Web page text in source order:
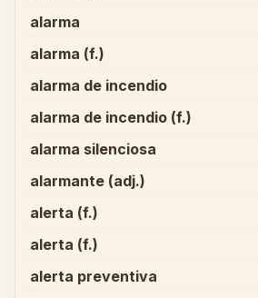
alarma
alarma (f.)
alarma de incendio
alarma de incendio (f.)
alarma silenciosa
alarmante (adj.)
alerta (f.)
alerta (f.)
alerta preventiva